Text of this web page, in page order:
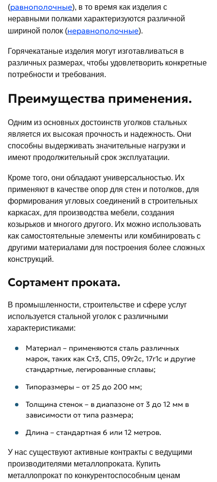
(равнополочные), в то время как изделия с
неравными полками характеризуются различной
шириной полок (неравнополочные).
Горячекатаные изделия могут изготавливаться в
различных размерах, чтобы удовлетворить конкретные
потребности и требования.
Преимущества применения.
Одним из основных достоинств уголков стальных
является их высокая прочность и надежность. Они
способны выдерживать значительные нагрузки и
имеют продолжительный срок эксплуатации.
Кроме того, они обладают универсальностью. Их
применяют в качестве опор для стен и потолков, для
формирования угловых соединений в строительных
каркасах, для производства мебели, создания
козырьков и многого другого. Их можно использовать
как самостоятельные элементы или комбинировать с
другими материалами для построения более сложных
конструкций.
Сортамент проката.
В промышленности, строительстве и сфере услуг
используется стальной уголок с различными
характеристиками:
Материал – применяются сталь различных
марок, таких как Ст3, СП5, 09г2с, 17г1с и другие
стандартные, легированные сплавы;
Типоразмеры – от 25 до 200 мм;
Толщина стенок – в диапазоне от 3 до 12 мм в
зависимости от типа размера;
Длина – стандартная 6 или 12 метров.
У нас существуют активные контракты с ведущими
производителями металлопроката. Купить
металлопрокат по конкурентоспособным ценам